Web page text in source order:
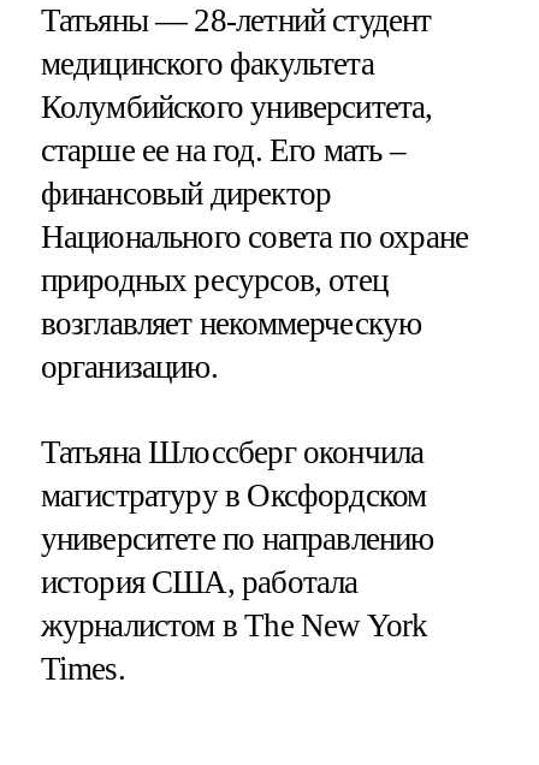
Татьяны — 28-летний студент
медицинского факультета
Колумбийского университета,
старше ее на год. Его мать –
финансовый директор
Национального совета по охране
природных ресурсов, отец
возглавляет некоммерческую
организацию.
Татьяна Шлоссберг окончила
магистратуру в Оксфордском
университете по направлению
история США, работала
журналистом в The New York
Times.